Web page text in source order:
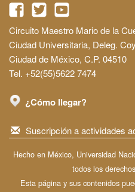
Circuito Maestro Mario de la
Ciudad Universitaria, Deleg.
Ciudad de México, C.P. 04510
Tel. +52(55)5622 7474
¿Cómo llegar?
Suscripción a actividades
Hecho en México, Universidad
todos los
Esta página y sus contenidos